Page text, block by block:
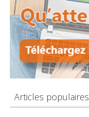
Articles populaires